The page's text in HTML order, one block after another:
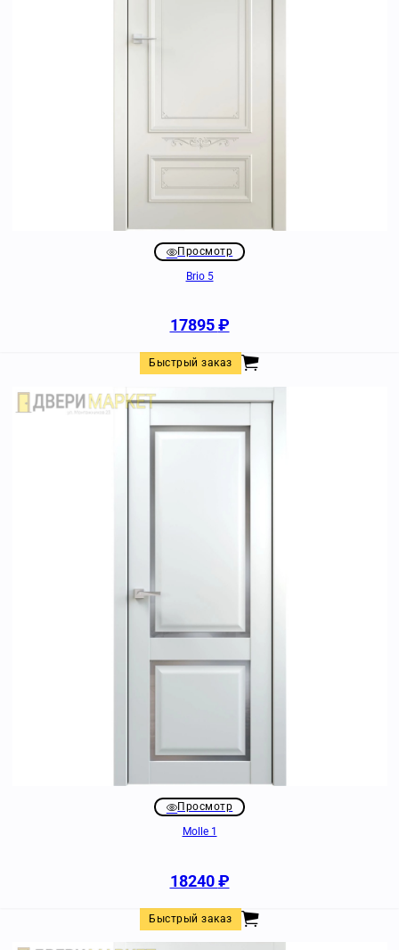
Просмотр
Brio 5
17895₽
Быстрый заказ
Просмотр
Molle 1
18240₽
Быстрый заказ